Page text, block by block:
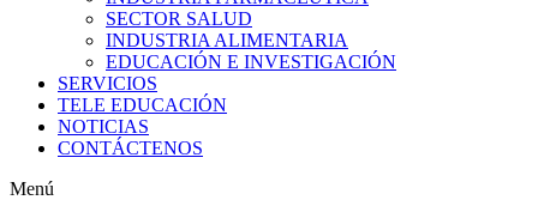
SECTOR SALUD
INDUSTRIA ALIMENTARIA
EDUCACIÓN E INVESTIGACIÓN
SERVICIOS
TELE EDUCACIÓN
NOTICIAS
CONTÁCTENOS
Menú